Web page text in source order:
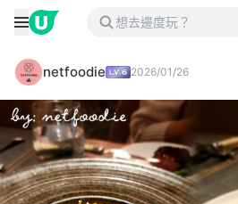
netfoodie 2026/01/26